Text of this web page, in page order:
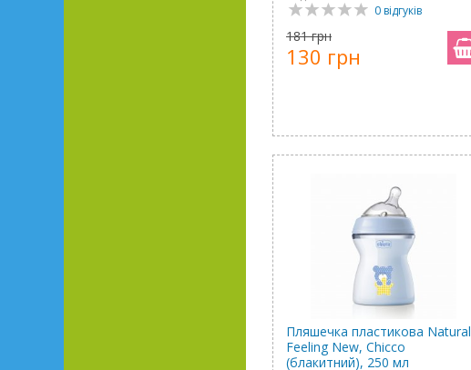
0 відгуків
181 грн
130 грн
Пляшечка пластикова Natural
Feeling New, Chicco
(блакитний), 250 мл